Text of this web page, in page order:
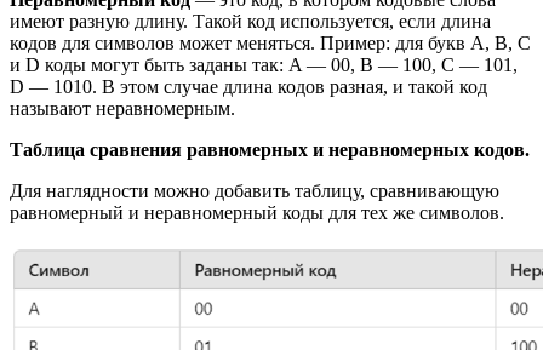
имеют разную длину. Такой код используется, если длина
кодов для символов может меняться. Пример: для букв A, B, C
и D коды могут быть заданы так: A — 00, B — 100, C — 101,
D — 1010. В этом случае длина кодов разная, и такой код
называют неравномерным.
Таблица сравнения равномерных и неравномерных кодов.
Для наглядности можно добавить таблицу, сравнивающую
равномерный и неравномерный коды для тех же символов.